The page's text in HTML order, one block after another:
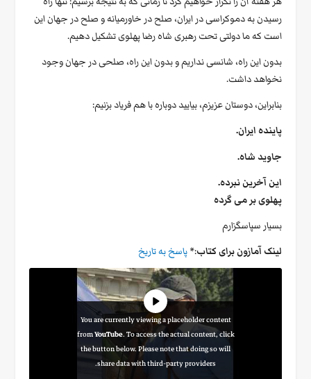
رسیدن به دموکراسی در ایران، صلح در خاورمیانه و صلح در جهان این
است که ما دولتی تحت رهبری شاه رضا پهلوی تشکیل دهیم.
بدون این راه، شانسی نداریم و بدون این راه، صلحی در جهان وجود
نخواهد داشت.
بنابراین، دوستان عزیزم، بیایید دوباره با هم فریاد بزنیم:
پاینده ایران.
جاوید شاه.
این آخرین نبرده.
پهلوی بر می گرده
بسیار سپاسگزارم
لینک آمازون برای کتاب:*پاسخ به تاریخ
You are currently viewing a placeholder content
fromYouTube. To access the actual content, click
the button below. Please note that doing so will
share data with third-party providers.